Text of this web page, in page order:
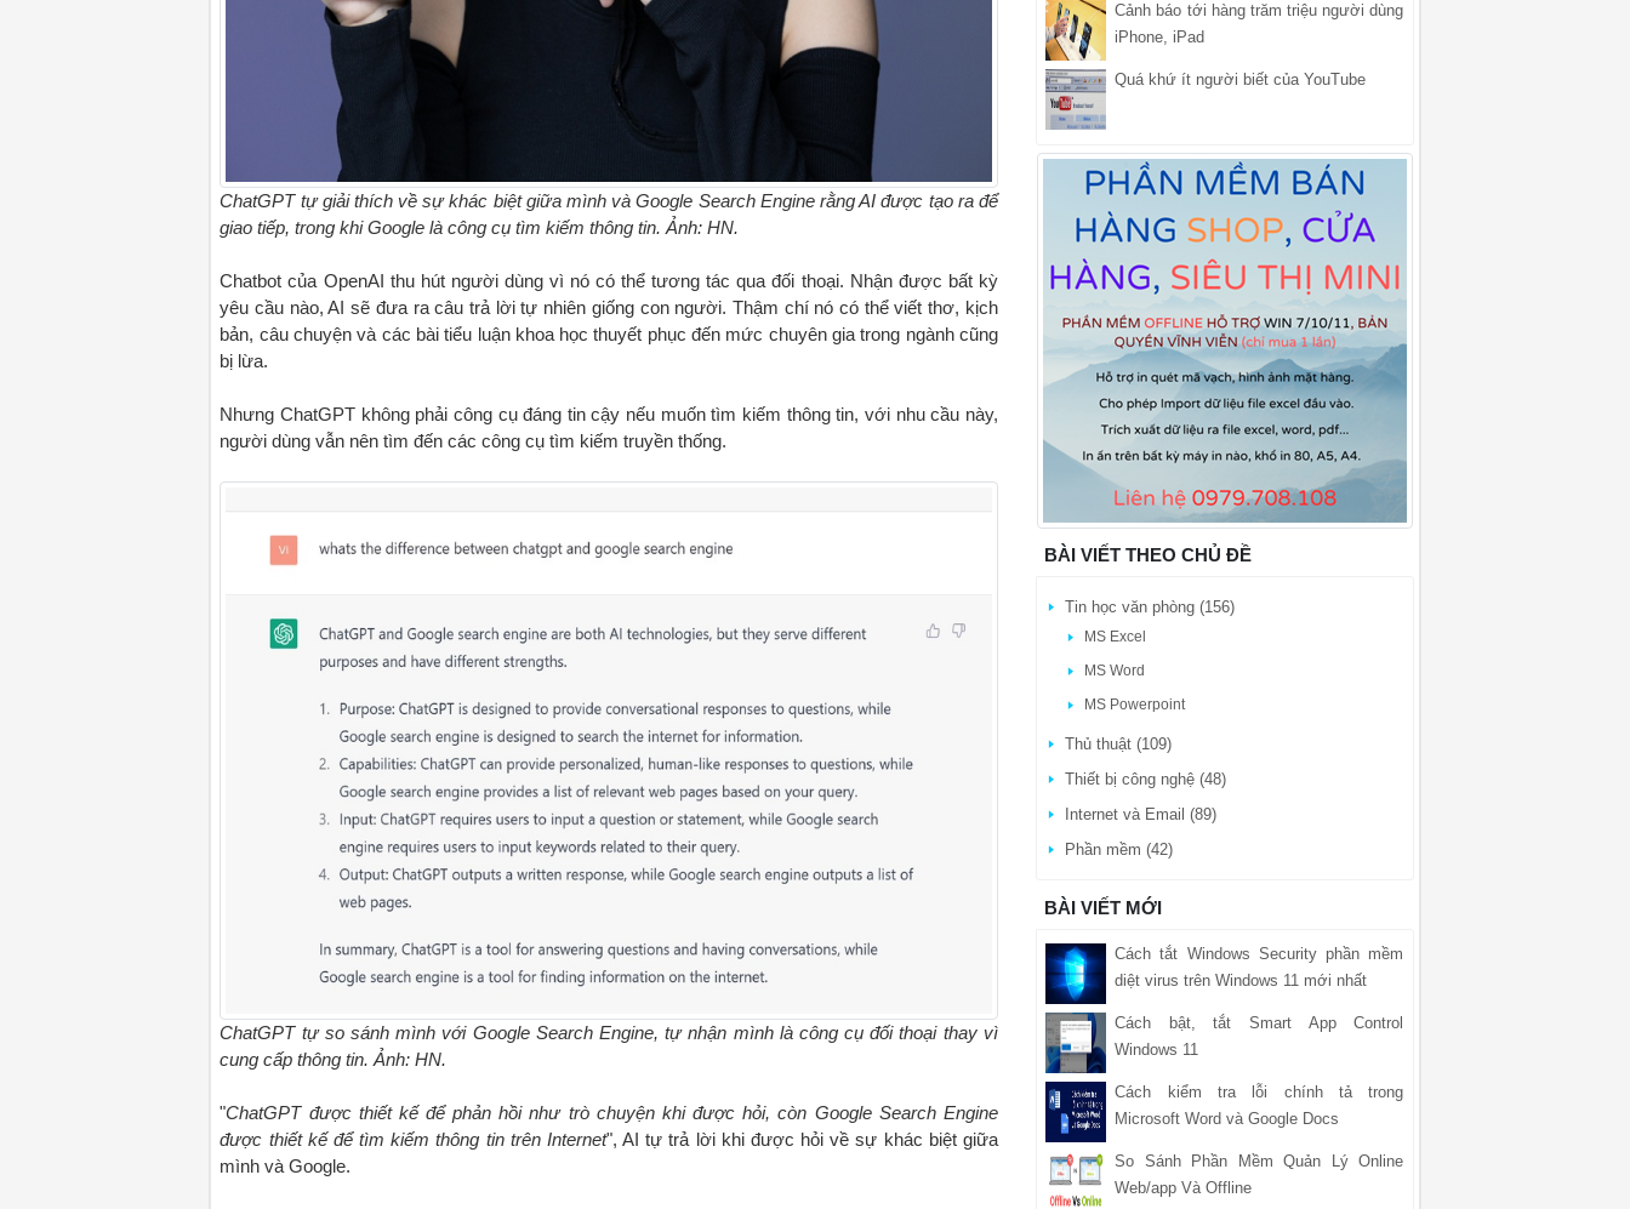
ChatGPT tự giải thích về sự khác biệt giữa mình và Google Search Engine rằng AI được tạo ra để
giao tiếp, trong khi Google là công cụ tìm kiếm thông tin. Ảnh: HN.
Chatbot của OpenAI thu hút người dùng vì nó có thể tương tác qua đối thoại. Nhận được bất kỳ
yêu cầu nào, AI sẽ đưa ra câu trả lời tự nhiên giống con người. Thậm chí nó có thể viết thơ, kịch
bản, câu chuyện và các bài tiểu luận khoa học thuyết phục đến mức chuyên gia trong ngành cũng
bị lừa.
Nhưng ChatGPT không phải công cụ đáng tin cậy nếu muốn tìm kiếm thông tin, với nhu cầu này,
người dùng vẫn nên tìm đến các công cụ tìm kiếm truyền thống.
ChatGPT tự so sánh mình với Google Search Engine, tự nhận mình là công cụ đối thoại thay vì
cung cấp thông tin. Ảnh: HN.
"ChatGPT được thiết kế để phản hồi như trò chuyện khi được hỏi, còn Google Search Engine
được thiết kế để tìm kiếm thông tin trên Internet", AI tự trả lời khi được hỏi về sự khác biệt giữa
mình và Google.
Cảnh báo tới hàng trăm triệu người dùng
iPhone, iPad
Quá khứ ít người biết của YouTube
BÀI VIẾT THEO CHỦ ĐỀ
Tin học văn phòng (156)
MS Excel
MS Word
MS Powerpoint
Thủ thuật (109)
Thiết bị công nghệ (48)
Internet và Email (89)
Phần mềm (42)
BÀI VIẾT MỚI
Cách tắt Windows Security phần mềm
diệt virus trên Windows 11 mới nhất
Cách bật, tắt Smart App Control
Windows 11
Cách kiểm tra lỗi chính tả trong
Microsoft Word và Google Docs
So Sánh Phần Mềm Quản Lý Online
Web/app Và Offline